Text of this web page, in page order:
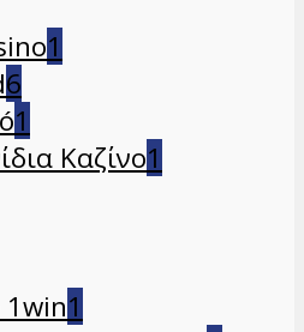
1
6
1
Καζίνο1
1win1